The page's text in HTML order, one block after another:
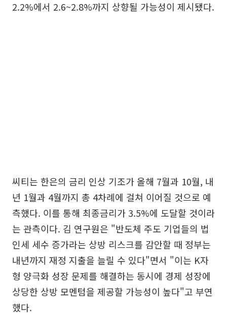
2.2%에서 2.6~2.8%까지 상향될 가능성이 제시됐다.
씨티는 한은의 금리 인상 기조가 올해 7월과 10월, 내
년 1월과 4월까지 총 4차례에 걸쳐 이어질 것으로 예
측했다. 이를 통해 최종금리가 3.5%에 도달할 것이라
는 관측이다. 김 연구원은 "반도체 주도 기업들의 법
인세 세수 증가라는 상방 리스크를 감안할 때 정부는
내년까지 재정 지출을 늘릴 수 있다"면서 "이는 K자
형 양극화 성장 문제를 해결하는 동시에 경제 성장에
상당한 상방 모멘텀을 제공할 가능성이 높다"고 부연
했다.